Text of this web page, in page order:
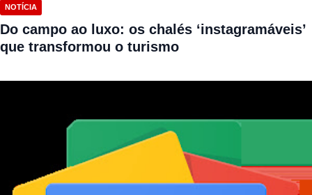
NOTÍCIA
Do campo ao luxo: os chalés ‘instagramáveis’
que transformou o turismo